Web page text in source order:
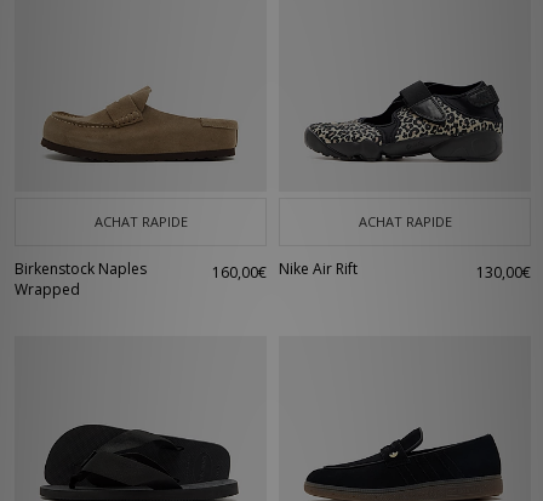
ACHAT RAPIDE
Birkenstock Naples
Wrapped
160,00€
ACHAT RAPIDE
Nike Air Rift 130,00€